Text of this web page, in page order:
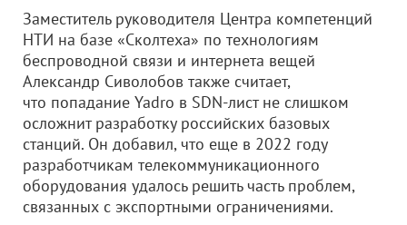
Заместитель руководителя Центра компетенций
НТИ на базе «Сколтеха» по технологиям
беспроводной связи и интернета вещей
Александр Сиволобов также считает,
что попадание Yadro в SDN-лист не слишком
осложнит разработку российских базовых
станций. Он добавил, что еще в 2022 году
разработчикам телекоммуникационного
оборудования удалось решить часть проблем,
связанных с экспортными ограничениями.